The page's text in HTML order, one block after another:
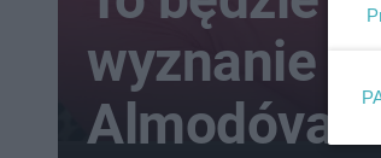
wyznanie
Almodóvar